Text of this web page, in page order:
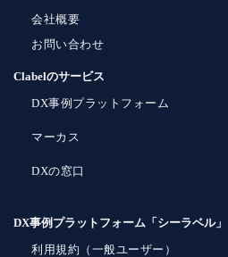
会社概要
お問い合わせ
Clabelのサービス
DX事例プラットフォーム
マーカス
DXの窓口
DX事例プラットフォーム「シーラベル」
利用規約（一般ユーザー）